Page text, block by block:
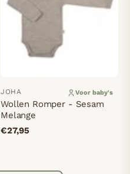
JOHA Voor baby's
Wollen Romper - Sesam
Melange
€27,95